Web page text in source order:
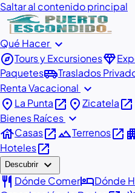
Saltar al contenido principal
Qué Hacer expand_more
exploreTours y Excursionesdiamond
Paquetesairport_shuttleTraslados
Renta Vacacional expand_more
place La Puntaopen_in_new placeZicatelaopen_in_new
Bienes Raíces expand_more
houseCasasopen_in_newlandscapeTerrenosopen_in_new
Hotelesopen_in_new
Descubrir expand_more
restaurant Dónde ComerhotelDónde